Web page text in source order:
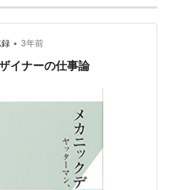
• 3年前
イナーの仕事論